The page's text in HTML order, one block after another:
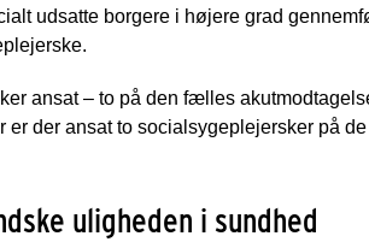
udsatte borgere i højere grad
ansat – to på den fælles
der ansat to socialsygeplejersker på
uligheden i sundhed